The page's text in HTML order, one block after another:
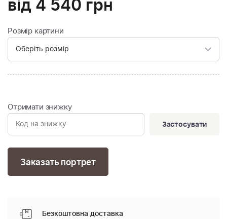
від 4 540 грн
Розмір картини
Отримати знижку
Застосувати
Заказать портрет
Безкоштовна доставка